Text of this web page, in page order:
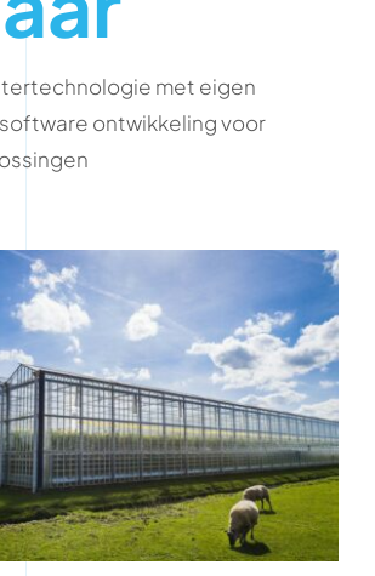
met eigen
ontwikkeling voor